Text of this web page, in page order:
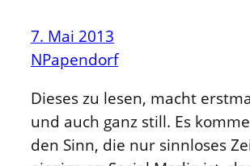
7. Mai 2013
NPapendorf
Dieses zu lesen, macht
und auch ganz still. Es
den Sinn, die nur sinnloses